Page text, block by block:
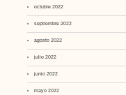
octubre 2022
septiembre 2022
agosto 2022
julio 2022
junio 2022
mayo 2022